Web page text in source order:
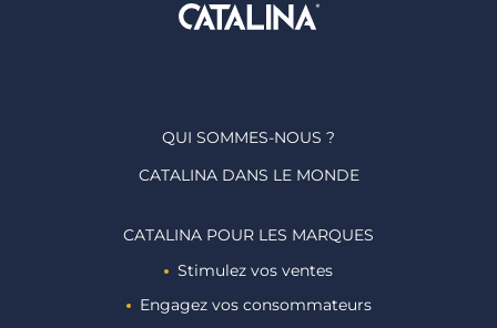
QUI SOMMES-NOUS ?
CATALINA DANS LE MONDE
CATALINA POUR LES MARQUES
Stimulez vos ventes
Engagez vos consommateurs